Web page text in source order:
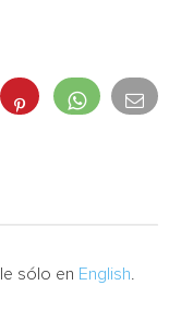
sólo en English